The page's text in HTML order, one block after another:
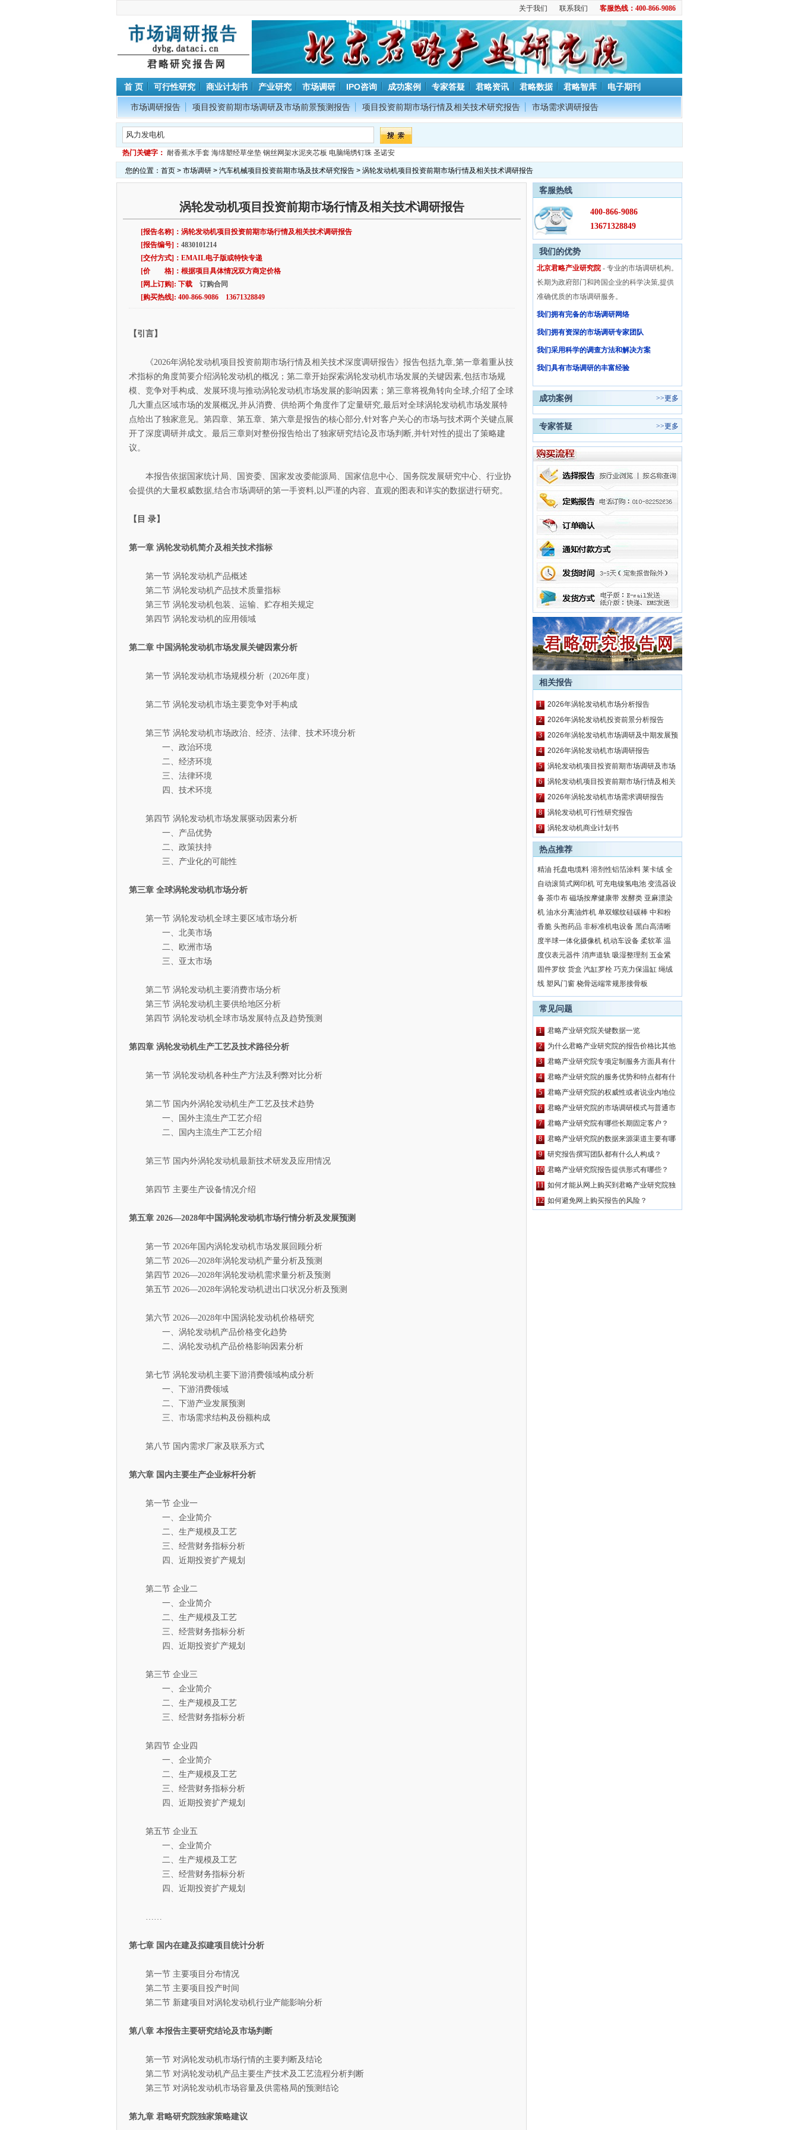
客服热线：400-866-9086
联系我们
关于我们
首 页 可行性研究 商业计划书 产业研究 市场调研 IPO咨询 成功案例 专家答疑 君略资讯 君略数据 君略智库 电子期刊
市场调研报告 项目投资前期市场调研及市场前景预测报告 项目投资前期市场行情及相关技术研究报告 市场需求调研报告
热门关键字： 耐香蕉水手套 海绵塑经草坐垫 钢丝网架水泥夹芯板 电脑绳绣钉珠 圣诺安
您的位置： 首页> 市场调研> 汽车机械项目投资前期市场及技术研究报告> 涡轮发动机项目投资前期市场行情及相关技术调研报告
涡轮发动机项目投资前期市场行情及相关技术调研报告
[报告名称]：涡轮发动机项目投资前期市场行情及相关技术调研报告
[报告编号]： 4830101214
[交付方式]：EMAIL电子版或特快专递
[价 格]：根据项目具体情况双方商定价格
[网上订购]: 下载 订购合同
[购买热线]: 400-866-9086 13671328849
【引言】
《2026年涡轮发动机项目投资前期市场行情及相关技术深度调研报告》报告包括九章,第一章着重从技
术指标的角度简要介绍涡轮发动机的概况；第二章开始探索涡轮发动机市场发展的关键因素,包括市场规
模、竞争对手构成、发展环境与推动涡轮发动机市场发展的影响因素；第三章将视角转向全球,介绍了全球
几大重点区域市场的发展概况,并从消费、供给两个角度作了定量研究,最后对全球涡轮发动机市场发展特
点给出了独家意见。第四章、第五章、第六章是报告的核心部分,针对客户关心的市场与技术两个关键点展
开了深度调研并成文。最后三章则对整份报告给出了独家研究结论及市场判断,并针对性的提出了策略建
议。
本报告依据国家统计局、国资委、国家发改委能源局、国家信息中心、国务院发展研究中心、行业协
会提供的大量权威数据,结合市场调研的第一手资料,以严谨的内容、直观的图表和详实的数据进行研究。
【目 录】
第一章 涡轮发动机简介及相关技术指标
第一节 涡轮发动机产品概述
第二节 涡轮发动机产品技术质量指标
第三节 涡轮发动机包装、运输、贮存相关规定
第四节 涡轮发动机的应用领域
第二章 中国涡轮发动机市场发展关键因素分析
第一节 涡轮发动机市场规模分析（2026年度）
第二节 涡轮发动机市场主要竞争对手构成
第三节 涡轮发动机市场政治、经济、法律、技术环境分析
一、政治环境
二、经济环境
三、法律环境
四、技术环境
第四节 涡轮发动机市场发展驱动因素分析
一、产品优势
二、政策扶持
三、产业化的可能性
第三章 全球涡轮发动机市场分析
第一节 涡轮发动机全球主要区域市场分析
一、北美市场
二、欧洲市场
三、亚太市场
第二节 涡轮发动机主要消费市场分析
第三节 涡轮发动机主要供给地区分析
第四节 涡轮发动机全球市场发展特点及趋势预测
第四章 涡轮发动机生产工艺及技术路径分析
第一节 涡轮发动机各种生产方法及利弊对比分析
第二节 国内外涡轮发动机生产工艺及技术趋势
一、国外主流生产工艺介绍
二、国内主流生产工艺介绍
第三节 国内外涡轮发动机最新技术研发及应用情况
第四节 主要生产设备情况介绍
第五章 2026—2028年中国涡轮发动机市场行情分析及发展预测
第一节 2026年国内涡轮发动机市场发展回顾分析
第二节 2026—2028年涡轮发动机产量分析及预测
第四节 2026—2028年涡轮发动机需求量分析及预测
第五节 2026—2028年涡轮发动机进出口状况分析及预测
第六节 2026—2028年中国涡轮发动机价格研究
一、涡轮发动机产品价格变化趋势
二、涡轮发动机产品价格影响因素分析
第七节 涡轮发动机主要下游消费领域构成分析
一、下游消费领域
二、下游产业发展预测
三、市场需求结构及份额构成
第八节 国内需求厂家及联系方式
第六章 国内主要生产企业标杆分析
第一节 企业一
一、企业简介
二、生产规模及工艺
三、经营财务指标分析
四、近期投资扩产规划
第二节 企业二
一、企业简介
二、生产规模及工艺
三、经营财务指标分析
四、近期投资扩产规划
第三节 企业三
一、企业简介
二、生产规模及工艺
三、经营财务指标分析
第四节 企业四
一、企业简介
二、生产规模及工艺
三、经营财务指标分析
四、近期投资扩产规划
第五节 企业五
一、企业简介
二、生产规模及工艺
三、经营财务指标分析
四、近期投资扩产规划
……
第七章 国内在建及拟建项目统计分析
第一节 主要项目分布情况
第二节 主要项目投产时间
第二节 新建项目对涡轮发动机行业产能影响分析
第八章 本报告主要研究结论及市场判断
第一节 对涡轮发动机市场行情的主要判断及结论
第二节 对涡轮发动机产品主要生产技术及工艺流程分析判断
第三节 对涡轮发动机市场容量及供需格局的预测结论
第九章 君略研究院独家策略建议
客服热线
400-866-9086
13671328849
我们的优势
北京君略产业研究院- 专业的市场调研机构。
长期为政府部门和跨国企业的科学决策,提供
准确优质的市场调研服务。
我们拥有完备的市场调研网络
我们拥有资深的市场调研专家团队
我们采用科学的调查方法和解决方案
我们具有市场调研的丰富经验
成功案例 >>更多
专家答疑 >>更多
相关报告
1
2026年涡轮发动机市场分析报告
2
2026年涡轮发动机投资前景分析报告
3
2026年涡轮发动机市场调研及中期发展预
测报告
4
2026年涡轮发动机市场调研报告
5
涡轮发动机项目投资前期市场调研及市场
前景预测报告
6
涡轮发动机项目投资前期市场行情及相关
技术调研报告
7
2026年涡轮发动机市场需求调研报告
8
涡轮发动机可行性研究报告
9
涡轮发动机商业计划书
热点推荐
精油 托盘电缆料 溶剂性铝箔涂料 莱卡绒 全
自动滚筒式网印机 可充电镍氢电池 变流器设
备 茶巾布 磁场按摩健康带 发酵类 亚麻漂染
机 油水分离油炸机 单双螺纹硅碳棒 中和粉
香脆 头孢药品 非标准机电设备 黑白高清晰
度半球一体化摄像机 机动车设备 柔软革 温
度仪表元器件 消声道轨 吸湿整理剂 五金紧
固件罗纹 货盒 汽缸罗栓 巧克力保温缸 绳绒
线 塑风门窗 桡骨远端常规形接骨板
常见问题
1
君略产业研究院关键数据一览
2
为什么君略产业研究院的报告价格比其他
公司都要高？
3
君略产业研究院专项定制服务方面具有什
么特点？
4
君略产业研究院的服务优势和特点都有什
么？
5
君略产业研究院的权威性或者说业内地位
如何？
6
君略产业研究院的市场调研模式与普通市
场调研主要区别有哪些？
7
君略产业研究院有哪些长期固定客户？
8
君略产业研究院的数据来源渠道主要有哪
些？
9
研究报告撰写团队都有什么人构成？
10 君略产业研究院报告提供形式有哪些？
11 如何才能从网上购买到君略产业研究院独
家原创的报告产品？
12 如何避免网上购买报告的风险？